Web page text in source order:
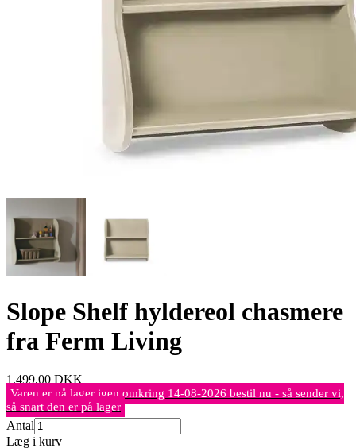
Slope Shelf hyldereol chasmere
fra Ferm Living
1.499,00 DKK
Varen er på lager igen omkring 14-08-2026 bestil nu - så sender vi,
så snart den er på lager
Antal
Læg i kurv